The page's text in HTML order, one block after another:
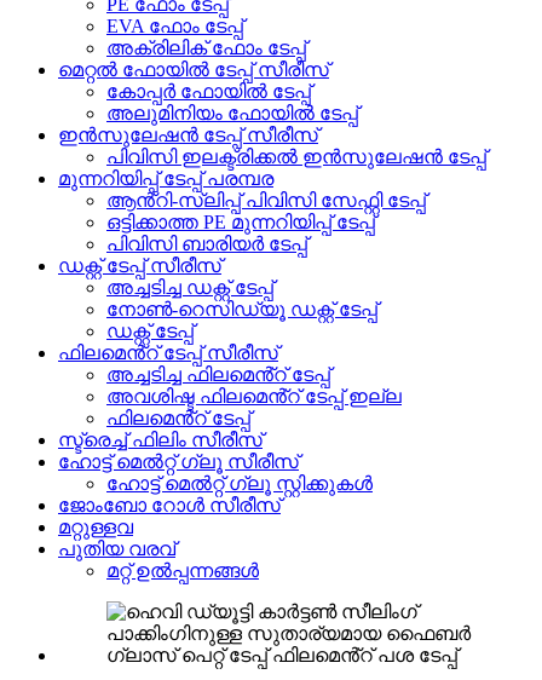
EVA ഫോം ടേപ്പ്
അക്രിലിക് ഫോം ടേപ്പ്
മെറ്റൽ ഫോയിൽ ടേപ്പ് സീരീസ്
കോപ്പർ ഫോയിൽ ടേപ്പ്
അലുമിനിയം ഫോയിൽ ടേപ്പ്
ഇൻസുലേഷൻ ടേപ്പ് സീരീസ്
പിവിസി ഇലക്ട്രിക്കൽ ഇൻസുലേഷൻ ടേപ്പ്
മുന്നറിയിപ്പ് ടേപ്പ് പരമ്പര
ആൻ്റി-സ്ലിപ്പ് പിവിസി സേഫ്റ്റി ടേപ്പ്
ഒട്ടിക്കാത്ത PE മുന്നറിയിപ്പ് ടേപ്പ്
പിവിസി ബാരിയർ ടേപ്പ്
ഡക്റ്റ് ടേപ്പ് സീരീസ്
അച്ചടിച്ച ഡക്റ്റ് ടേപ്പ്
നോൺ-റെസിഡ്യൂ ഡക്റ്റ് ടേപ്പ്
ഡക്റ്റ് ടേപ്പ്
ഫിലമെൻ്റ് ടേപ്പ് സീരീസ്
അച്ചടിച്ച ഫിലമെൻ്റ് ടേപ്പ്
അവശിഷ്ട ഫിലമെൻ്റ് ടേപ്പ് ഇല്ല
ഫിലമെൻ്റ് ടേപ്പ്
സ്ട്രെച്ച് ഫിലിം സീരീസ്
ഹോട്ട് മെൽറ്റ് ഗ്ലൂ സീരീസ്
ഹോട്ട് മെൽറ്റ് ഗ്ലൂ സ്റ്റിക്കുകൾ
ജോംബോ റോൾ സീരീസ്
മറ്റുള്ളവ
പുതിയ വരവ്
മറ്റ് ഉൽപ്പന്നങ്ങൾ